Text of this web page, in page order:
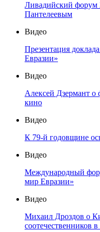
Ливадийский форум
Пантелеевым
Видео
Презентация
Евразии»
Видео
Алексей Дзермант о
кино
Видео
К 79-й годовщине
Видео
Международный
мир Евразии»
Видео
Михаил Дроздов о
соотечественников